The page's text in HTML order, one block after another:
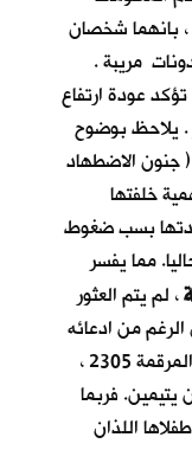
، بانهما شخصان
مريبة .
عودة ارتفاع
. يلاحظ بوضوح
( جنون الاضطهاد
خلفتها
بسب ضغوط
مما يفسر
، لم يتم العثور
من ادعائه
انها مُسجلة كلاجئة ، تسكن في الخيمة المرقمة 2305 ،
فربما
اللذان